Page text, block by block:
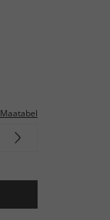
Maatabel